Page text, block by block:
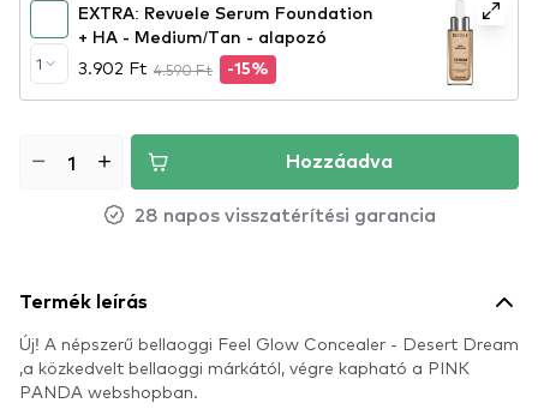
1
EXTRA: Revuele Serum Foundation
+ HA - Medium/Tan - alapozó
3.902 Ft 4.590 Ft -15%
Hozzáadva
28 napos visszatérítési garancia
Termék leírás
Új! A népszerű bellaoggi Feel Glow Concealer - Desert Dream
,a közkedvelt bellaoggi márkától, végre kapható a PINK
PANDA webshopban.